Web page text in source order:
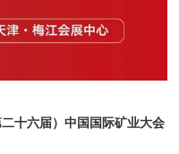
十六届）中国国际矿业大会